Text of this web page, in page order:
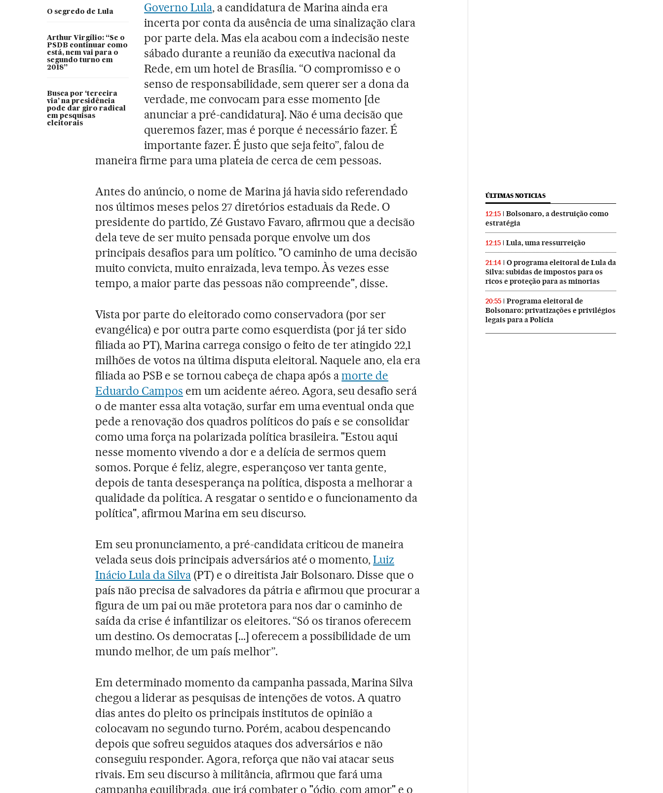
O segredo de Lula
Arthur Virgílio: “Se o
PSDB continuar como
está, nem vai para o
segundo turno em
2018”
Busca por ‘terceira
via’ na presidência
pode dar giro radical
em pesquisas
eleitorais
Governo Lula, a candidatura de Marina ainda era
incerta por conta da ausência de uma sinalização clara
por parte dela. Mas ela acabou com a indecisão neste
sábado durante a reunião da executiva nacional da
Rede, em um hotel de Brasília. “O compromisso e o
senso de responsabilidade, sem querer ser a dona da
verdade, me convocam para esse momento [de
anunciar a pré-candidatura]. Não é uma decisão que
queremos fazer, mas é porque é necessário fazer. É
importante fazer. É justo que seja feito”, falou de
maneira firme para uma plateia de cerca de cem pessoas.
Antes do anúncio, o nome de Marina já havia sido referendado
nos últimos meses pelos 27 diretórios estaduais da Rede. O
presidente do partido, Zé Gustavo Favaro, afirmou que a decisão
dela teve de ser muito pensada porque envolve um dos
principais desafios para um político. "O caminho de uma decisão
muito convicta, muito enraizada, leva tempo. Às vezes esse
tempo, a maior parte das pessoas não compreende", disse.
Vista por parte do eleitorado como conservadora (por ser
evangélica) e por outra parte como esquerdista (por já ter sido
filiada ao PT), Marina carrega consigo o feito de ter atingido 22,1
milhões de votos na última disputa eleitoral. Naquele ano, ela era
filiada ao PSB e se tornou cabeça de chapa após amorte de
Eduardo Campos em um acidente aéreo. Agora, seu desafio será
o de manter essa alta votação, surfar em uma eventual onda que
pede a renovação dos quadros políticos do país e se consolidar
como uma força na polarizada política brasileira. "Estou aqui
nesse momento vivendo a dor e a delícia de sermos quem
somos. Porque é feliz, alegre, esperançoso ver tanta gente,
depois de tanta desesperança na política, disposta a melhorar a
qualidade da política. A resgatar o sentido e o funcionamento da
política", afirmou Marina em seu discurso.
Em seu pronunciamento, a pré-candidata criticou de maneira
velada seus dois principais adversários até o momento,Luiz
Inácio Lula da Silva(PT) e o direitista Jair Bolsonaro. Disse que o
país não precisa de salvadores da pátria e afirmou que procurar a
figura de um pai ou mãe protetora para nos dar o caminho de
saída da crise é infantilizar os eleitores. “Só os tiranos oferecem
um destino. Os democratas [...] oferecem a possibilidade de um
mundo melhor, de um país melhor”.
Em determinado momento da campanha passada, Marina Silva
chegou a liderar as pesquisas de intenções de votos. A quatro
dias antes do pleito os principais institutos de opinião a
colocavam no segundo turno. Porém, acabou despencando
depois que sofreu seguidos ataques dos adversários e não
conseguiu responder. Agora, reforça que não vai atacar seus
rivais. Em seu discurso à militância, afirmou que fará uma
campanha equilibrada, que irá combater o "ódio, com amor" e o
ÚLTIMAS NOTICIAS
12:15
Bolsonaro, a destruição como
estratégia
12:15 Lula, uma ressurreição
21:14
O programa eleitoral de Lula da
Silva: subidas de impostos para os
ricos e proteção para as minorias
20:55
Programa eleitoral de
Bolsonaro: privatizações e privilégios
legais para a Polícia